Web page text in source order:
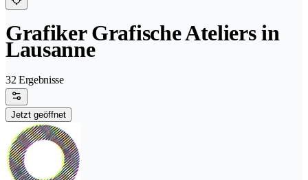
Grafiker Grafische Ateliers in
Lausanne
32 Ergebnisse
Jetzt geöffnet